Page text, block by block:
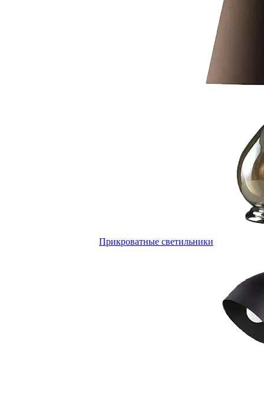
Прикроватные светильники